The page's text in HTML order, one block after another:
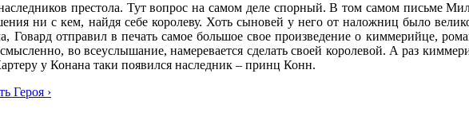
престола. Тут вопрос на самом деле спорный. В том самом письме
ни с кем, найдя себе королеву. Хоть сыновей у него от наложниц было
Говард отправил в печать самое большое свое произведение о киммерийце,
во всеуслышание, намеревается сделать своей королевой. А раз
у Конана таки появился наследник – принц Конн.
Героя ›